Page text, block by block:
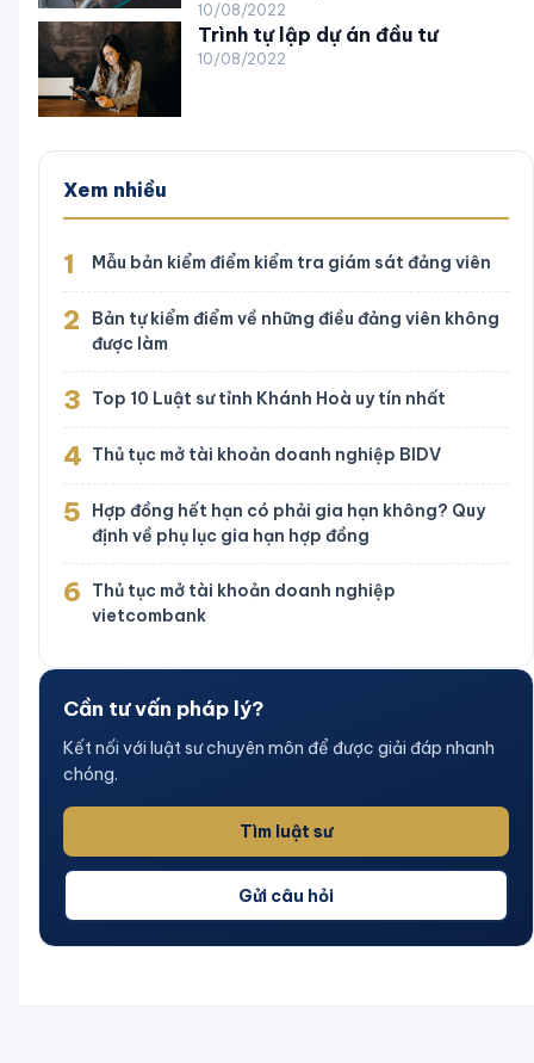
10/08/2022
Trình tự lập dự án đầu tư
10/08/2022
Xem nhiều
1 Mẫu bản kiểm điểm kiểm tra giám sát đảng viên
2
Bản tự kiểm điểm về những điều đảng viên không
được làm
3 Top 10 Luật sư tỉnh Khánh Hoà uy tín nhất
4 Thủ tục mở tài khoản doanh nghiệp BIDV
5
Hợp đồng hết hạn có phải gia hạn không? Quy
định về phụ lục gia hạn hợp đồng
6
Thủ tục mở tài khoản doanh nghiệp
vietcombank
Cần tư vấn pháp lý?
Kết nối với luật sư chuyên môn để được giải đáp nhanh
chóng.
Tìm luật sư
Gửi câu hỏi